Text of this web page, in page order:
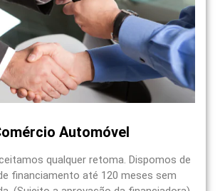
Automóvel
qualquer retoma. Dispomos de
financiamento até 120 meses sem